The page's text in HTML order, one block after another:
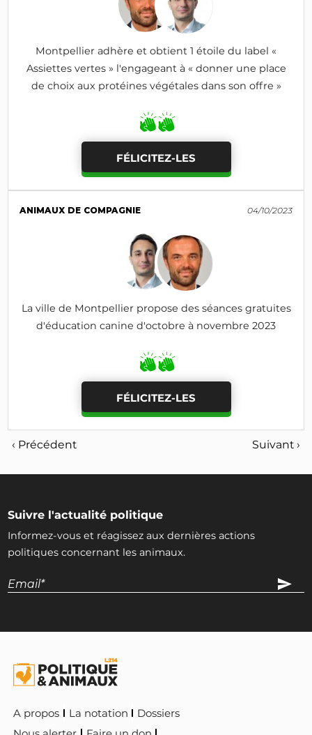
Montpellier adhère et obtient 1 étoile du label «
Assiettes vertes » l'engageant à « donner une place
de choix aux protéines végétales dans son offre »
FÉLICITEZ-LES
ANIMAUX DE COMPAGNIE 04/10/2023
La ville de Montpellier propose des séances gratuites
d'éducation canine d'octobre à novembre 2023
FÉLICITEZ-LES
‹ Précédent Suivant ›
Suivre l'actualité politique
Informez-vous et réagissez aux dernières actions
politiques concernant les animaux.
A propos La notation
Dossiers